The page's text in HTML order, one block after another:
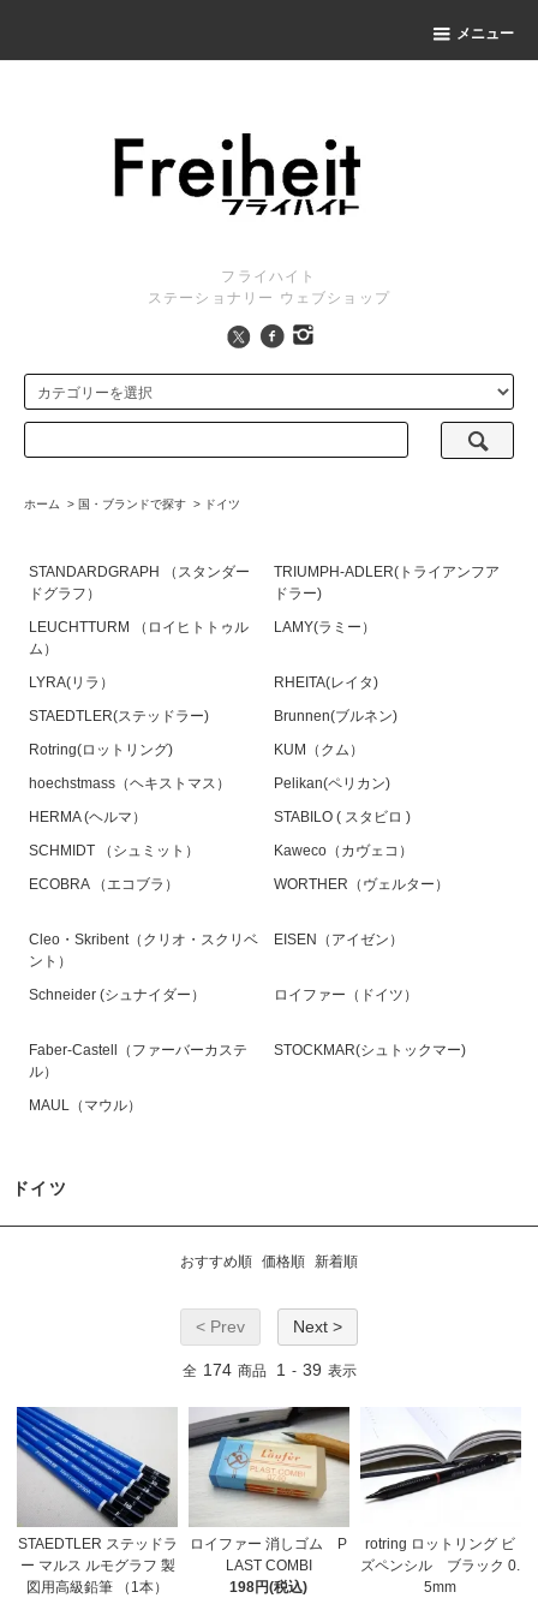
メニュー
フライハイト
ステーショナリー ウェブショップ
ホーム > 国・ブランドで探す > ドイツ
STANDARDGRAPH （スタンダー
ドグラフ）
TRIUMPH-ADLER(トライアンフア
ドラー)
LEUCHTTURM （ロイヒトトゥル
ム）
LAMY(ラミー）
LYRA(リラ）
RHEITA(レイタ)
STAEDTLER(ステッドラー)
Brunnen(ブルネン)
Rotring(ロットリング)
KUM（クム）
hoechstmass（ヘキストマス）
Pelikan(ペリカン)
HERMA (ヘルマ）
STABILO ( スタビロ )
SCHMIDT （シュミット）
Kaweco（カヴェコ）
ECOBRA （エコブラ）
WORTHER（ヴェルター）
Cleo・Skribent（クリオ・スクリベ
ント）
EISEN（アイゼン）
Schneider (シュナイダー） ロイファー（ドイツ）
Faber-Castell（ファーバーカステ
ル）
STOCKMAR(シュトックマー)
MAUL（マウル）
ドイツ
おすすめ順 価格順 新着順
< Prev Next >
全 174 商品 1 - 39 表示
STAEDTLER ステッドラ
ー マルス ルモグラフ 製
図用高級鉛筆 （1本）
ロイファー 消しゴム P
LAST COMBI
198円(税込)
rotring ロットリング ビ
ズペンシル ブラック 0.
5mm